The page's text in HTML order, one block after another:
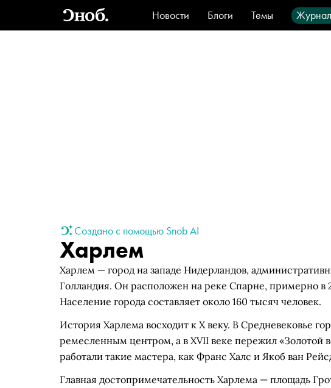
Новости Блоги Темы Журнал
Стиль
Видео Город
Создано с помощью Snob AI
Харлем
Харлем — город на западе Нидерландов,
Голландия. Он расположен на реке Спарне, примерно в
Население города составляет около 160 тысяч человек.
История Харлема восходит к X веку. В Средневековье
ремесленным центром, а в XVII веке пережил «Золотой
работали такие мастера, как Франс Халс и Якоб ван
Главная достопримечательность Харлема — площадь